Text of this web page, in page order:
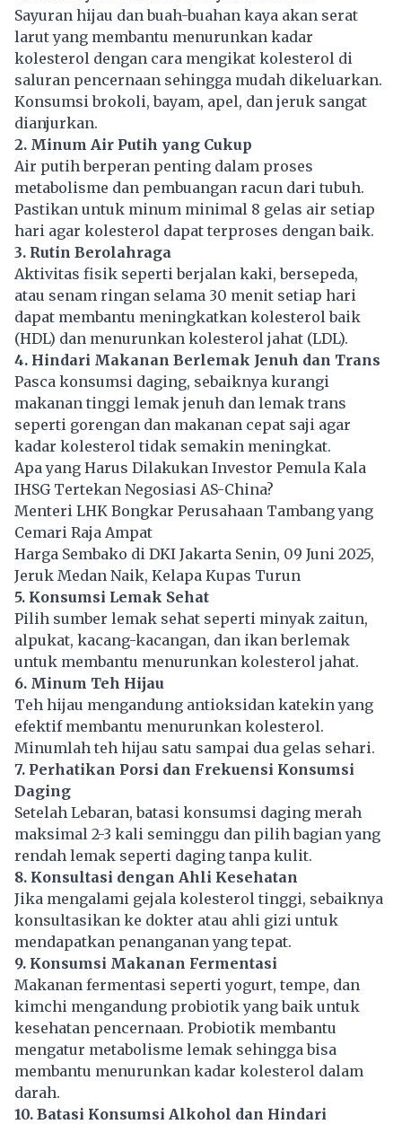
Sayuran hijau dan buah-buahan kaya akan serat
larut yang membantu menurunkan kadar
kolesterol dengan cara mengikat kolesterol di
saluran pencernaan sehingga mudah dikeluarkan.
Konsumsi brokoli, bayam, apel, dan jeruk sangat
dianjurkan.
2. Minum Air Putih yang Cukup
Air putih berperan penting dalam proses
metabolisme dan pembuangan racun dari tubuh.
Pastikan untuk minum minimal 8 gelas air setiap
hari agar kolesterol dapat terproses dengan baik.
3. Rutin Berolahraga
Aktivitas fisik seperti berjalan kaki, bersepeda,
atau senam ringan selama 30 menit setiap hari
dapat membantu meningkatkan kolesterol baik
(HDL) dan menurunkan kolesterol jahat (LDL).
4. Hindari Makanan Berlemak Jenuh dan Trans
Pasca konsumsi daging, sebaiknya kurangi
makanan tinggi lemak jenuh dan lemak trans
seperti gorengan dan makanan cepat saji agar
kadar kolesterol tidak semakin meningkat.
Apa yang Harus Dilakukan Investor Pemula Kala
IHSG Tertekan Negosiasi AS-China?
Menteri LHK Bongkar Perusahaan Tambang yang
Cemari Raja Ampat
Harga Sembako di DKI Jakarta Senin, 09 Juni 2025,
Jeruk Medan Naik, Kelapa Kupas Turun
5. Konsumsi Lemak Sehat
Pilih sumber lemak sehat seperti minyak zaitun,
alpukat, kacang-kacangan, dan ikan berlemak
untuk membantu menurunkan kolesterol jahat.
6. Minum Teh Hijau
Teh hijau mengandung antioksidan katekin yang
efektif membantu menurunkan kolesterol.
Minumlah teh hijau satu sampai dua gelas sehari.
7. Perhatikan Porsi dan Frekuensi Konsumsi
Daging
Setelah Lebaran, batasi konsumsi daging merah
maksimal 2-3 kali seminggu dan pilih bagian yang
rendah lemak seperti daging tanpa kulit.
8. Konsultasi dengan Ahli Kesehatan
Jika mengalami gejala kolesterol tinggi, sebaiknya
konsultasikan ke dokter atau ahli gizi untuk
mendapatkan penanganan yang tepat.
9. Konsumsi Makanan Fermentasi
Makanan fermentasi seperti yogurt, tempe, dan
kimchi mengandung probiotik yang baik untuk
kesehatan pencernaan. Probiotik membantu
mengatur metabolisme lemak sehingga bisa
membantu menurunkan kadar kolesterol dalam
darah.
10. Batasi Konsumsi Alkohol dan Hindari